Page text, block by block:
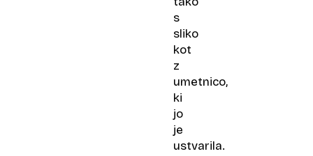
s
sliko
kot
z
umetnico,
ki
jo
je
ustvarila.